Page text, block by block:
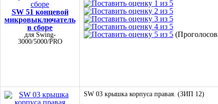
SW 51 концевой
микровыключатель
в сборе
для Swing-
3000/5000/PRO
SW 03 крышка корпуса правая. (ЗИП 12)